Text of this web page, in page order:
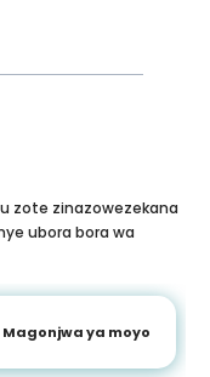
zote zinazowezekana
ubora bora wa
Magonjwa ya moyo